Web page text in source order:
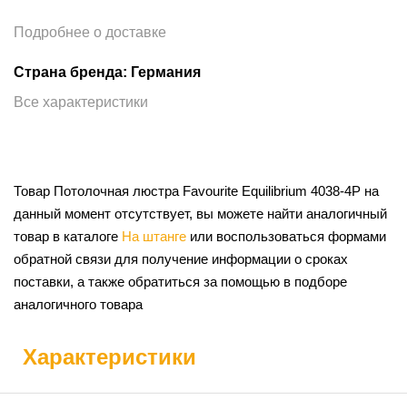
Подробнее о доставке
Страна бренда: Германия
Все характеристики
Товар Потолочная люстра Favourite Equilibrium 4038-4P на
данный момент отсутствует, вы можете найти аналогичный
товар в каталоге На штанге или воспользоваться формами
обратной связи для получение информации о сроках
поставки, а также обратиться за помощью в подборе
аналогичного товара
Характеристики